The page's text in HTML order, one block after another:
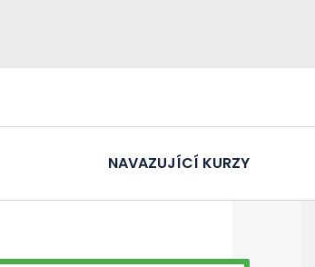
NAVAZUJÍCÍ KURZY